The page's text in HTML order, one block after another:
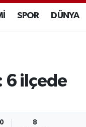
SPOR DÜNYA
6 ilçede
8